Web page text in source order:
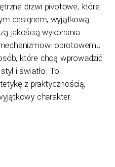
drzwi pivotowe, które
designem, wyjątkową
jakością wykonania.
obrotowemu
które chcą wprowadzić
i światło. To
z praktycznością,
charakter.